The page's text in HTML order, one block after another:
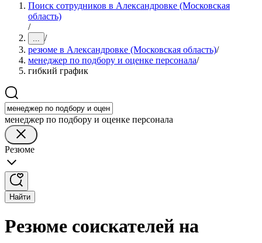
Поиск сотрудников в Александровке (Московская
область)
/
... /
резюме в Александровке (Московская область)/
менеджер по подбору и оценке персонала/
гибкий график
менеджер по подбору и оценке персонала
Резюме
Найти
Резюме соискателей на